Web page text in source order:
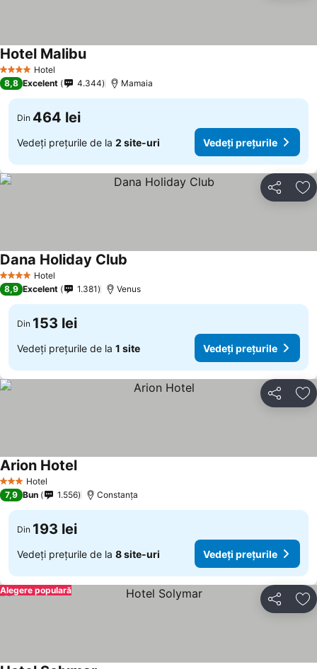
4 Stele Hotel
Hotel Malibu
8,8 Excelent 4.344 Mamaia
Din 464 lei
Vedeți prețurile de la 2 site-uri Vedeți prețurile
Distribuiți
4 Stele Hotel
Dana Holiday Club
8,9 Excelent 1.381 Venus
Din 153 lei
Vedeți prețurile de la 1 site Vedeți prețurile
Distribuiți
3 SteleHotel
Arion Hotel
7,9 Bun 1.556 Constanța
Din 193 lei
Vedeți prețurile de la 8 site-uri Vedeți prețurile
Distribuiți
Alegere populară